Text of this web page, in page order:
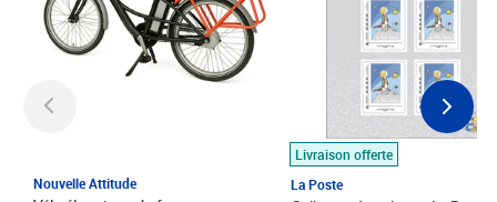
Nouvelle Attitude
Livraison offerte
La Poste